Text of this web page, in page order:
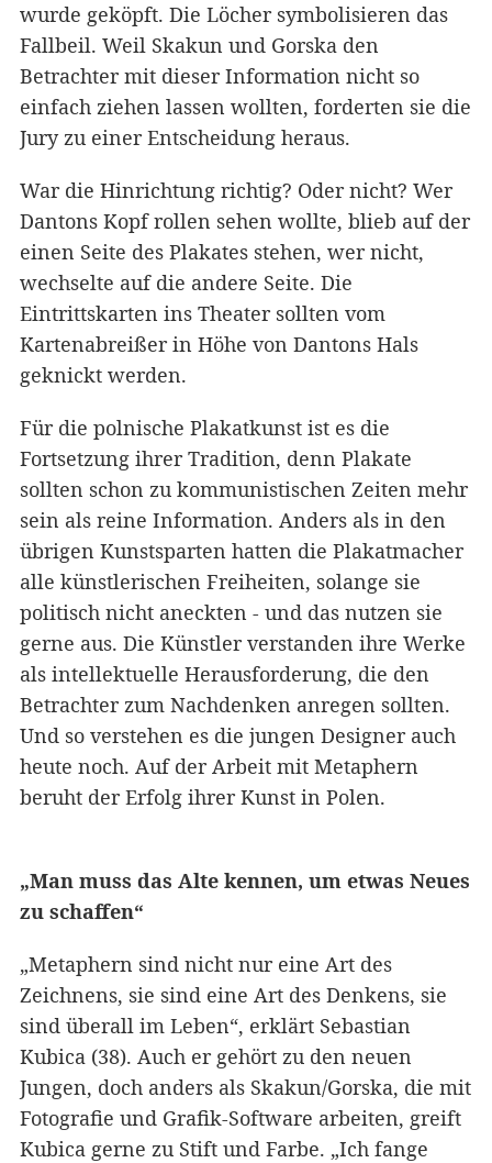
wurde geköpft. Die Löcher symbolisieren das
Fallbeil. Weil Skakun und Gorska den
Betrachter mit dieser Information nicht so
einfach ziehen lassen wollten, forderten sie die
Jury zu einer Entscheidung heraus.
War die Hinrichtung richtig? Oder nicht? Wer
Dantons Kopf rollen sehen wollte, blieb auf der
einen Seite des Plakates stehen, wer nicht,
wechselte auf die andere Seite. Die
Eintrittskarten ins Theater sollten vom
Kartenabreißer in Höhe von Dantons Hals
geknickt werden.
Für die polnische Plakatkunst ist es die
Fortsetzung ihrer Tradition, denn Plakate
sollten schon zu kommunistischen Zeiten mehr
sein als reine Information. Anders als in den
übrigen Kunstsparten hatten die Plakatmacher
alle künstlerischen Freiheiten, solange sie
politisch nicht aneckten - und das nutzen sie
gerne aus. Die Künstler verstanden ihre Werke
als intellektuelle Herausforderung, die den
Betrachter zum Nachdenken anregen sollten.
Und so verstehen es die jungen Designer auch
heute noch. Auf der Arbeit mit Metaphern
beruht der Erfolg ihrer Kunst in Polen.
„Man muss das Alte kennen, um etwas Neues
zu schaffen“
„Metaphern sind nicht nur eine Art des
Zeichnens, sie sind eine Art des Denkens, sie
sind überall im Leben“, erklärt Sebastian
Kubica (38). Auch er gehört zu den neuen
Jungen, doch anders als Skakun/Gorska, die mit
Fotografie und Grafik-Software arbeiten, greift
Kubica gerne zu Stift und Farbe. „Ich fange